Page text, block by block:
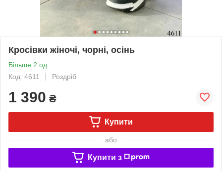
Кросівки жіночі, чорні, осінь
Більше 2 од.
Код: 4611
Роздріб
1 390 ₴
Купити
або
Купити з